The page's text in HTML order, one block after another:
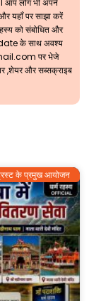
l आप लोग भी अपने
यहाँ पर साझा करें
को संबोधित और
date के साथ अवश्य
पर भेजे
,शेयर और सब्सक्राइब
ट्रस्ट के प्रमुख आयोजन